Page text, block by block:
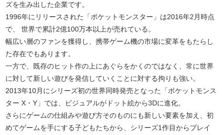
ズを生み出した企業です。
1996年にリリースされた「ポケットモンスター」は2016年2月時点
で、 世界で累計2億100万本以上が売れている。
幅広い層のファンを獲得し、携帯ゲーム機の市場に変革をもたらし
た存在でもあります。
一方で、既存のヒット作の上にあぐらをかくのではなく、常に世界
に対して新しい遊びを発信していくことに対する拘りも強い。
2013年10月にシリーズ初の世界同時発売となった「ポケットモンス
ター X・Y」では、ビジュアルがドット絵から3Dに進化。
さらにゲームの仕組みや遊び方そのものにも新しい要素を加え、初
めてゲームを手にする子どもたちから、シリーズ1作目からプレイ